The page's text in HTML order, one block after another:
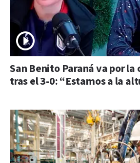
San Benito Paraná va por
tras el 3-0: “Estamos a la